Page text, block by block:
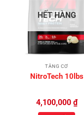
HẾT HÀNG
TĂNG CƠ
NitroTech 10lbs
4,100,000 ₫